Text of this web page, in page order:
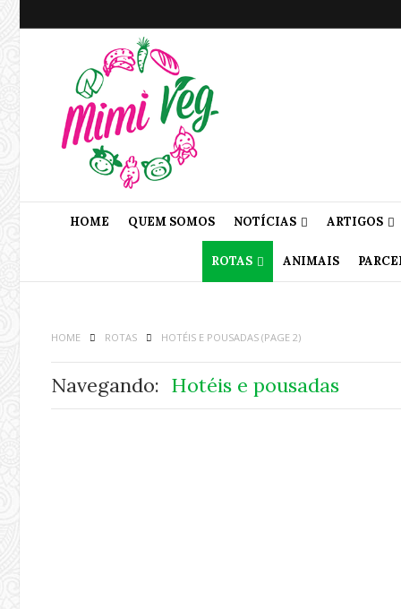
HOME QUEM SOMOS NOTÍCIAS ARTIGOS
ROTAS ANIMAIS
HOME ROTAS HOTÉIS E POUSADAS (PAGE 2)
Navegando: Hotéis e pousadas